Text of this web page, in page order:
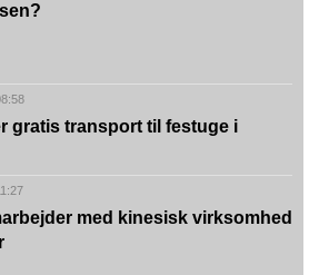
gratis transport til festuge i
med kinesisk virksomhed